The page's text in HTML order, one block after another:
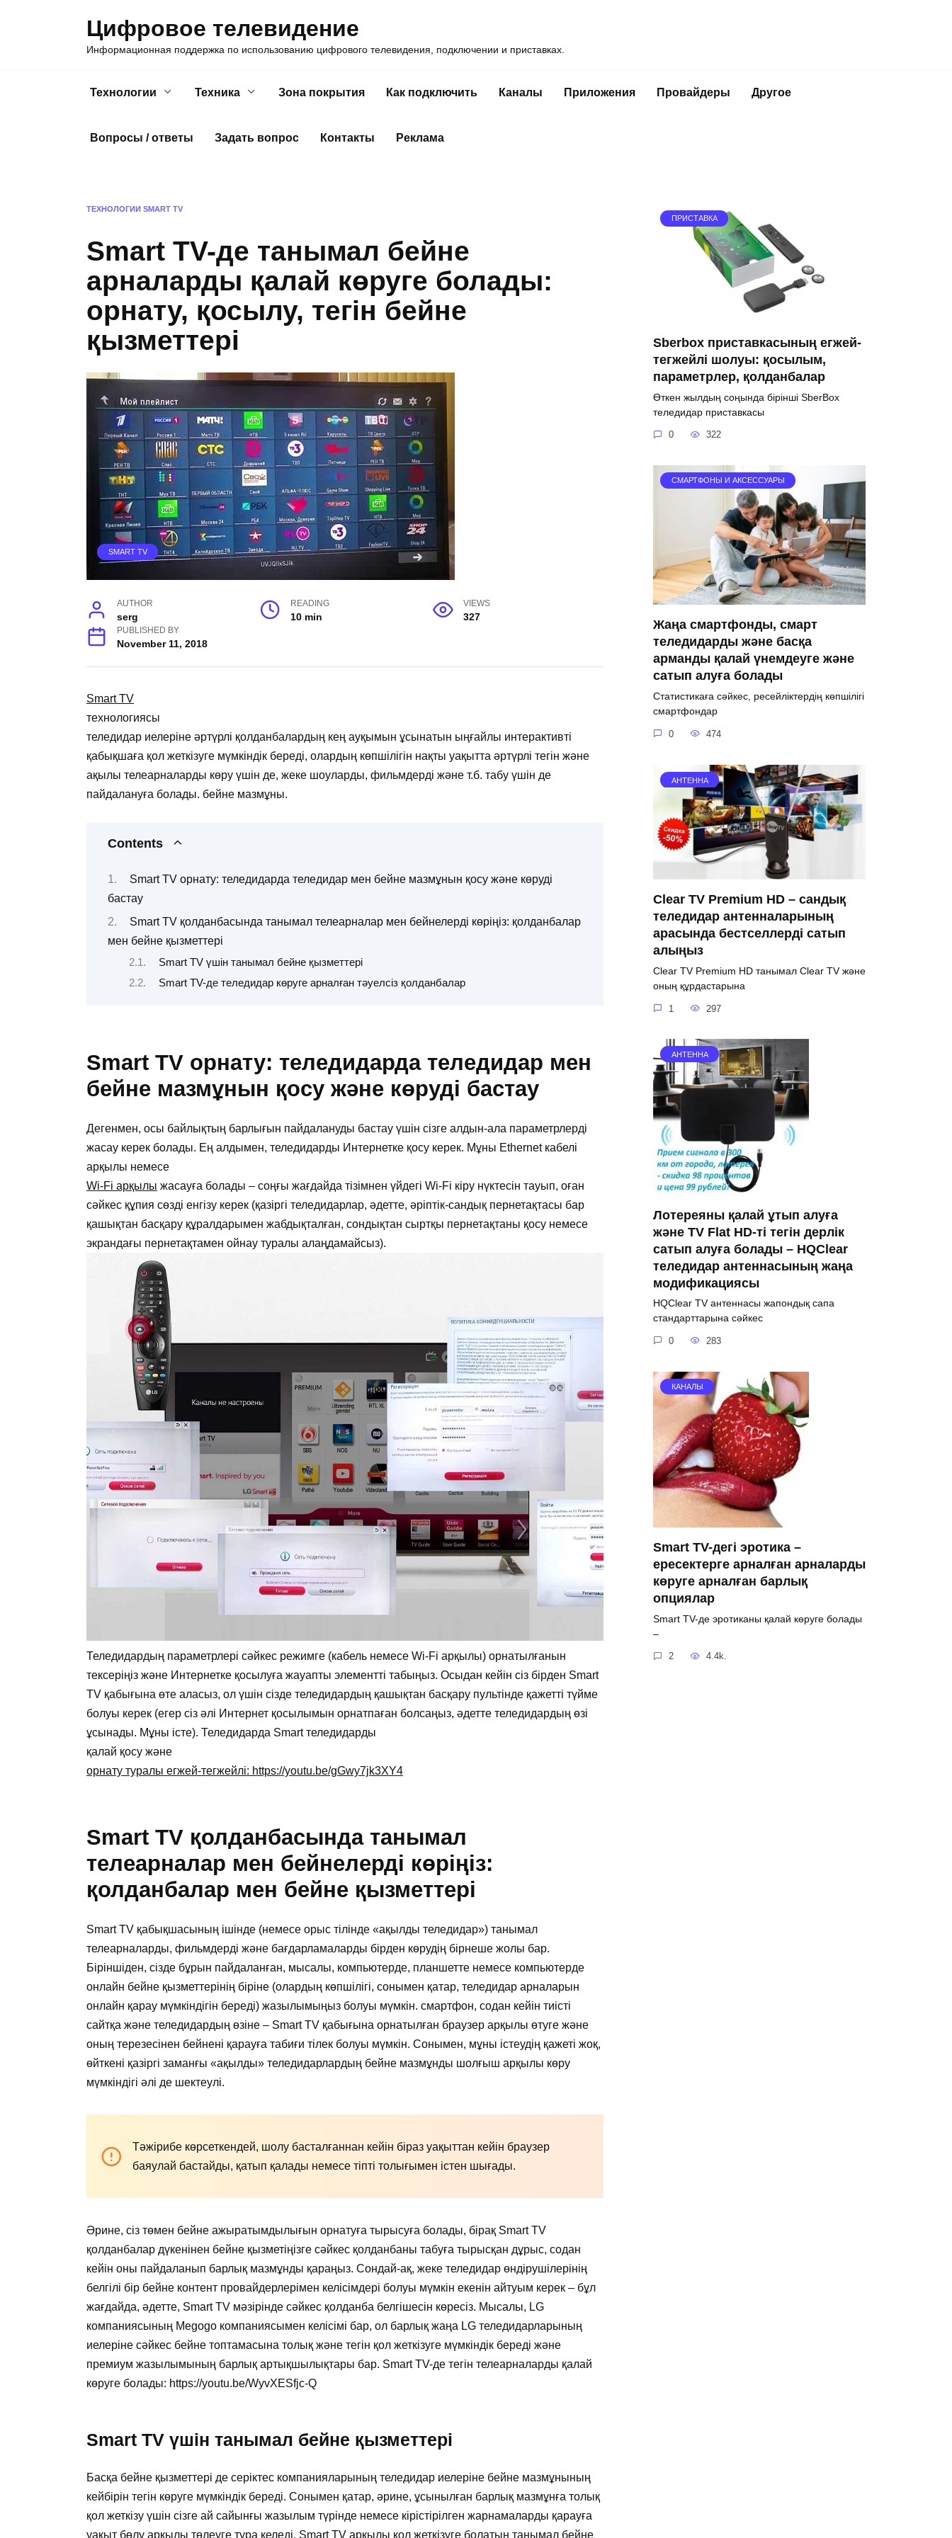
Цифровое телевидение
Информационная поддержка по использованию цифрового телевидения, подключении и приставках.
Технологии Техника Зона покрытия Как подключить Каналы Приложения Провайдеры Другое
Вопросы / ответы Задать вопрос Контакты Реклама
ТЕХНОЛОГИИ SMART TV
Smart TV-де танымал бейне
арналарды қалай көруге болады:
орнату, қосылу, тегін бейне
қызметтері
SMART TV
AUTHOR
serg
READING
10 min
VIEWS
327
PUBLISHED BY
November 11, 2018
Smart TV
технологиясы
теледидар иелеріне әртүрлі қолданбалардың кең ауқымын ұсынатын ыңғайлы интерактивті
қабықшаға қол жеткізуге мүмкіндік береді, олардың көпшілігін нақты уақытта әртүрлі тегін және
ақылы телеарналарды көру үшін де, жеке шоуларды, фильмдерді және т.б. табу үшін де
пайдалануға болады. бейне мазмұны.
Contents
Smart TV орнату: теледидарда теледидар мен бейне мазмұнын қосу және көруді
бастау
Smart TV қолданбасында танымал телеарналар мен бейнелерді көріңіз: қолданбалар
мен бейне қызметтері
Smart TV үшін танымал бейне қызметтері
Smart TV-де теледидар көруге арналған тәуелсіз қолданбалар
Smart TV орнату: теледидарда теледидар мен
бейне мазмұнын қосу және көруді бастау
Дегенмен, осы байлықтың барлығын пайдалануды бастау үшін сізге алдын-ала параметрлерді
жасау керек болады. Ең алдымен, теледидарды Интернетке қосу керек. Мұны Ethernet кабелі
арқылы немесе
Wi-Fi арқылы жасауға болады – соңғы жағдайда тізімнен үйдегі Wi-Fi кіру нүктесін тауып, оған
сәйкес құпия сөзді енгізу керек (қазіргі теледидарлар, әдетте, әріптік-сандық пернетақтасы бар
қашықтан басқару құралдарымен жабдықталған, сондықтан сыртқы пернетақтаны қосу немесе
экрандағы пернетақтамен ойнау туралы алаңдамайсыз).
Теледидардың параметрлері сәйкес режимге (кабель немесе Wi-Fi арқылы) орнатылғанын
тексеріңіз және Интернетке қосылуға жауапты элементті табыңыз. Осыдан кейін сіз бірден Smart
TV қабығына өте аласыз, ол үшін сізде теледидардың қашықтан басқару пультінде қажетті түйме
болуы керек (егер сіз әлі Интернет қосылымын орнатпаған болсаңыз, әдетте теледидардың өзі
ұсынады. Мұны істе). Теледидарда Smart теледидарды
қалай қосу және
орнату туралы егжей-тегжейлі: https://youtu.be/gGwy7jk3XY4
Smart TV қолданбасында танымал
телеарналар мен бейнелерді көріңіз:
қолданбалар мен бейне қызметтері
Smart TV қабықшасының ішінде (немесе орыс тілінде «ақылды теледидар») танымал
телеарналарды, фильмдерді және бағдарламаларды бірден көрудің бірнеше жолы бар.
Біріншіден, сізде бұрын пайдаланған, мысалы, компьютерде, планшетте немесе компьютерде
онлайн бейне қызметтерінің біріне (олардың көпшілігі, сонымен қатар, теледидар арналарын
онлайн қарау мүмкіндігін береді) жазылымыңыз болуы мүмкін. смартфон, содан кейін тиісті
сайтқа және теледидардың өзіне – Smart TV қабығына орнатылған браузер арқылы өтуге және
оның терезесінен бейнені қарауға табиғи тілек болуы мүмкін. Сонымен, мұны істеудің қажеті жоқ,
өйткені қазіргі заманғы «ақылды» теледидарлардың бейне мазмұнды шолғыш арқылы көру
мүмкіндігі әлі де шектеулі.
Тәжірибе көрсеткендей, шолу басталғаннан кейін біраз уақыттан кейін браузер
баяулай бастайды, қатып қалады немесе тіпті толығымен істен шығады.
Әрине, сіз төмен бейне ажыратымдылығын орнатуға тырысуға болады, бірақ Smart TV
қолданбалар дүкенінен бейне қызметіңізге сәйкес қолданбаны табуға тырысқан дұрыс, содан
кейін оны пайдаланып барлық мазмұнды қараңыз. Сондай-ақ, жеке теледидар өндірушілерінің
белгілі бір бейне контент провайдерлерімен келісімдері болуы мүмкін екенін айтуым керек – бұл
жағдайда, әдетте, Smart TV мәзірінде сәйкес қолданба белгішесін көресіз. Мысалы, LG
компаниясының Megogo компаниясымен келісімі бар, ол барлық жаңа LG теледидарларының
иелеріне сәйкес бейне топтамасына толық және тегін қол жеткізуге мүмкіндік береді және
премиум жазылымының барлық артықшылықтары бар. Smart TV-де тегін телеарналарды қалай
көруге болады: https://youtu.be/WyvXESfjc-Q
Smart TV үшін танымал бейне қызметтері
Басқа бейне қызметтері де серіктес компанияларының теледидар иелеріне бейне мазмұнының
кейбірін тегін көруге мүмкіндік береді. Сонымен қатар, әрине, ұсынылған барлық мазмұнға толық
қол жеткізу үшін сізге ай сайынғы жазылым түрінде немесе кірістірілген жарнамаларды қарауға
уақыт бөлу арқылы төлеуге тура келеді. Smart TV арқылы қол жеткізуге болатын танымал бейне
ПРИСТАВКА
Sberbox приставкасының егжей-
тегжейлі шолуы: қосылым,
параметрлер, қолданбалар
Өткен жылдың соңында бірінші SberBox
теледидар приставкасы
0 322
СМАРТФОНЫ И АКСЕССУАРЫ
Жаңа смартфонды, смарт
теледидарды және басқа
арманды қалай үнемдеуге және
сатып алуға болады
Статистикаға сәйкес, ресейліктердің көпшілігі
смартфондар
0 474
АНТЕННА
Clear TV Premium HD – сандық
теледидар антенналарының
арасында бестселлерді сатып
алыңыз
Clear TV Premium HD танымал Clear TV және
оның құрдастарына
1 297
АНТЕННА
Лотереяны қалай ұтып алуға
және TV Flat HD-ті тегін дерлік
сатып алуға болады – HQClear
теледидар антеннасының жаңа
модификациясы
HQClear TV антеннасы жапондық сапа
стандарттарына сәйкес
0 283
КАНАЛЫ
Smart TV-дегі эротика –
ересектерге арналған арналарды
көруге арналған барлық
опциялар
Smart TV-де эротиканы қалай көруге болады
–
2 4.4k.